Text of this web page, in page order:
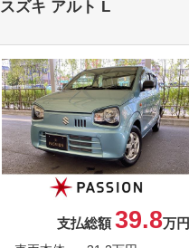
スズキ アルト L
支払総額39.8万円